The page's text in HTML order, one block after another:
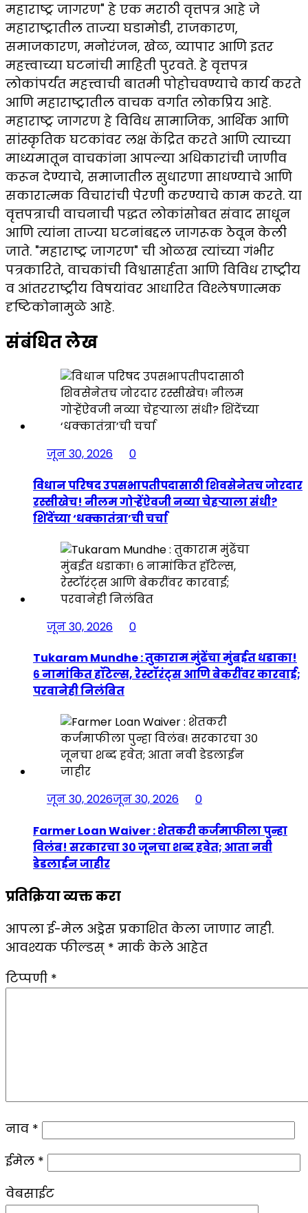
महाराष्ट्र जागरण" हे एक मराठी वृत्तपत्र आहे जे
महाराष्ट्रातील ताज्या घडामोडी, राजकारण,
समाजकारण, मनोरंजन, खेळ, व्यापार आणि इतर
महत्त्वाच्या घटनांची माहिती पुरवते. हे वृत्तपत्र
लोकांपर्यंत महत्त्वाची बातमी पोहोचवण्याचे कार्य करते
आणि महाराष्ट्रातील वाचक वर्गात लोकप्रिय आहे.
महाराष्ट्र जागरण हे विविध सामाजिक, आर्थिक आणि
सांस्कृतिक घटकांवर लक्ष केंद्रित करते आणि त्याच्या
माध्यमातून वाचकांना आपल्या अधिकारांची जाणीव
करून देण्याचे, समाजातील सुधारणा साधण्याचे आणि
सकारात्मक विचारांची पेरणी करण्याचे काम करते. या
वृत्तपत्राची वाचनाची पद्धत लोकांसोबत संवाद साधून
आणि त्यांना ताज्या घटनांबद्दल जागरूक ठेवून केली
जाते. "महाराष्ट्र जागरण" ची ओळख त्यांच्या गंभीर
पत्रकारिते, वाचकांची विश्वासार्हता आणि विविध राष्ट्रीय
व आंतरराष्ट्रीय विषयांवर आधारित विश्लेषणात्मक
दृष्टिकोनामुळे आहे.
संबंधित लेख
जून 30, 2026
0
विधान परिषद उपसभापतीपदासाठी शिवसेनेतच जोरदार
रस्सीखेच! नीलम गोऱ्हेंऐवजी नव्या चेहऱ्याला संधी?
शिंदेंच्या ‘धक्कातंत्रा’ची चर्चा
जून 30, 2026
0
Tukaram Mundhe : तुकाराम मुंढेंचा मुंबईत धडाका!
६ नामांकित हॉटेल्स, रेस्टॉरंट्स आणि बेकरींवर कारवाई;
परवानेही निलंबित
जून 30, 2026जून 30, 2026
0
Farmer Loan Waiver : शेतकरी कर्जमाफीला पुन्हा
विलंब! सरकारचा ३० जूनचा शब्द हवेत; आता नवी
डेडलाईन जाहीर
प्रतिक्रिया व्यक्त करा
आपला ई-मेल अड्रेस प्रकाशित केला जाणार नाही.
आवश्यक फील्डस् * मार्क केले आहेत
टिप्पणी *
नाव *
ईमेल *
वेबसाईट